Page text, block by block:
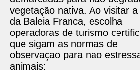
vegetação nativa. Ao visitar a
da Baleia Franca, escolha
operadoras de turismo
que sigam as normas de
observação para não
animais;